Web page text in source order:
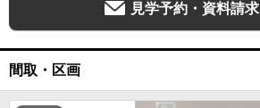
見学予約・資料請求
間取・区画